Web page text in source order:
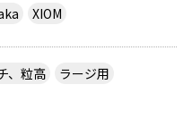
XIOM
、粒高 ラージ用